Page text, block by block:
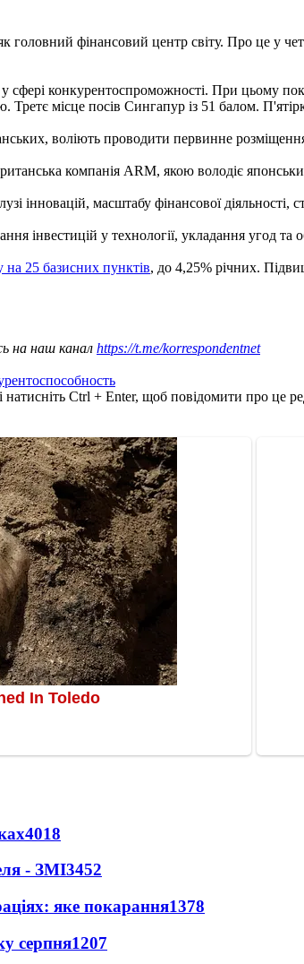
головний фінансовий центр світу. Про це у
сфері конкурентоспроможності. При цьому
Третє місце посів Сингапур із 51 балом.
воліють проводити первинне
компанія ARM, якою володіє
інновацій, масштабу фінансової діяльності,
інвестицій у технології, укладання угод та
на 25 базисних пунктів, до 4,25% річних.
на наш канал https://t.me/korrespondentnet
Ctrl + Enter, щоб повідомити про це
4018
- ЗМІ3452
яке покарання1378
серпня1207